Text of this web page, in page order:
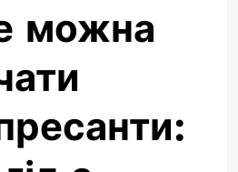
можна